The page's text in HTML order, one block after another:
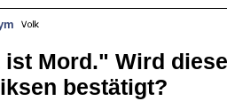
Mord." Wird
bestätigt?